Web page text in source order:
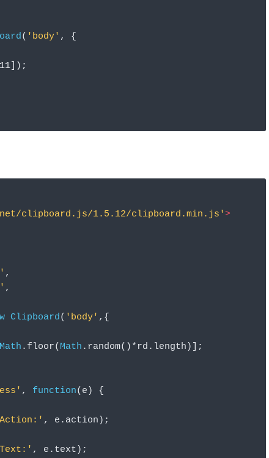
( 'body' ,
{
]);
clipboard.js/1.5.12/clipboard.min.js'>
,
,
Clipboard( 'body' ,{
Math . floor( Math . random()*rd . length )];
, function( e )
{
, e . action );
, e . text );